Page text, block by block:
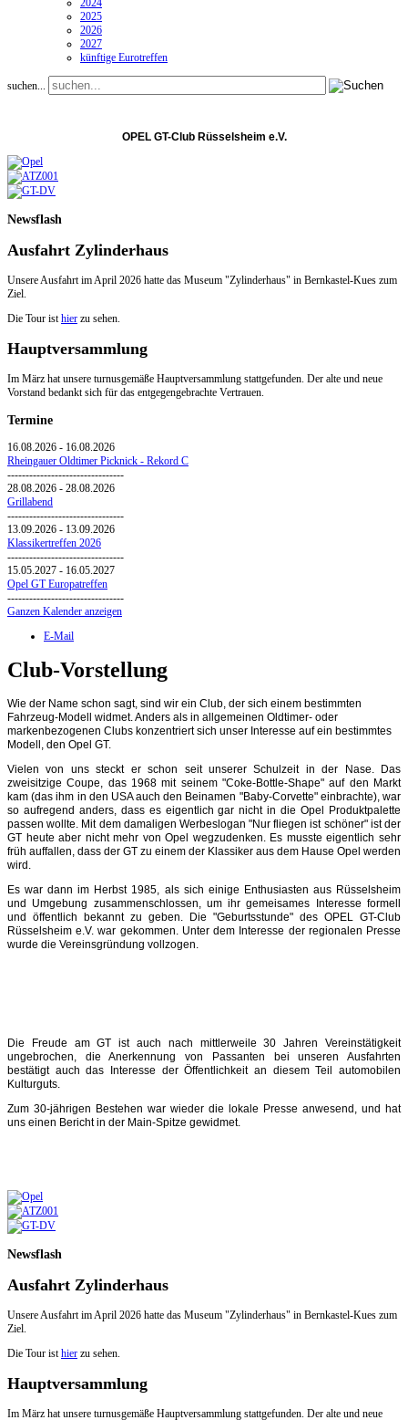
2024
2025
2026
2027
künftige Eurotreffen
suchen...
OPEL GT-Club Rüsselsheim e.V.
Newsflash
Ausfahrt Zylinderhaus
Unsere Ausfahrt im April 2026 hatte das Museum "Zylinderhaus" in Bernkastel-Kues zum
Ziel.
Die Tour isthier zu sehen.
Hauptversammlung
Im März hat unsere turnusgemäße Hauptversammlung stattgefunden. Der alte und neue
Vorstand bedankt sich für das entgegengebrachte Vertrauen.
Termine
16.08.2026 - 16.08.2026
Rheingauer Oldtimer Picknick - Rekord C
--------------------------------
28.08.2026 - 28.08.2026
Grillabend
--------------------------------
13.09.2026 - 13.09.2026
Klassikertreffen 2026
--------------------------------
15.05.2027 - 16.05.2027
Opel GT Europatreffen
--------------------------------
Ganzen Kalender anzeigen
E-Mail
Club-Vorstellung
Wie der Name schon sagt, sind wir ein Club, der sich einem bestimmten
Fahrzeug-Modell widmet. Anders als in allgemeinen Oldtimer- oder
markenbezogenen Clubs konzentriert sich unser Interesse auf ein bestimmtes
Modell, den Opel GT.
Vielen von uns steckt er schon seit unserer Schulzeit in der Nase. Das
zweisitzige Coupe, das 1968 mit seinem "Coke-Bottle-Shape" auf den Markt
kam (das ihm in den USA auch den Beinamen "Baby-Corvette" einbrachte), war
so aufregend anders, dass es eigentlich gar nicht in die Opel Produktpalette
passen wollte. Mit dem damaligen Werbeslogan "Nur fliegen ist schöner" ist der
GT heute aber nicht mehr von Opel wegzudenken. Es musste eigentlich sehr
früh auffallen, dass der GT zu einem der Klassiker aus dem Hause Opel werden
wird.
Es war dann im Herbst 1985, als sich einige Enthusiasten aus Rüsselsheim
und Umgebung zusammenschlossen, um ihr gemeisames Interesse formell
und öffentlich bekannt zu geben. Die "Geburtsstunde" des OPEL GT-Club
Rüsselsheim e.V. war gekommen. Unter dem Interesse der regionalen Presse
wurde die Vereinsgründung vollzogen.
Die Freude am GT ist auch nach mittlerweile 30 Jahren Vereinstätigkeit
ungebrochen, die Anerkennung von Passanten bei unseren Ausfahrten
bestätigt auch das Interesse der Öffentlichkeit an diesem Teil automobilen
Kulturguts.
Zum 30-jährigen Bestehen war wieder die lokale Presse anwesend, und hat
uns einen Bericht in der Main-Spitze gewidmet.
Newsflash
Ausfahrt Zylinderhaus
Unsere Ausfahrt im April 2026 hatte das Museum "Zylinderhaus" in Bernkastel-Kues zum
Ziel.
Die Tour isthier zu sehen.
Hauptversammlung
Im März hat unsere turnusgemäße Hauptversammlung stattgefunden. Der alte und neue